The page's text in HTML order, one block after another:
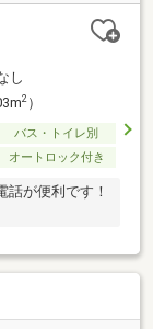
し
2）
バス・トイレ別
オートロック付き
話が便利です！